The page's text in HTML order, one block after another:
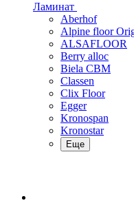
Ламинат
Aberhof
Alpine floor
ALSAFLOOR
Berry alloc
Biela CBM
Classen
Clix Floor
Egger
Kronospan
Kronostar
Еще